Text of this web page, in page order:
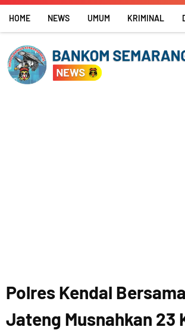
Skip
content
HOME NEWS UMUM KRIMINAL
Polres Kendal
Jateng Musnahkan 23